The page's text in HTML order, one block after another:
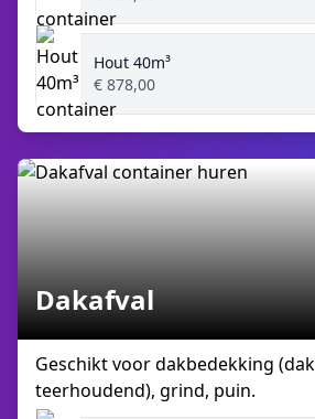
Hout 40m³
€ 878,00
Dakafval
Geschikt voor dakbedekking
teerhoudend), grind, puin.